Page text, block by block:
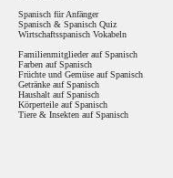
Spanisch für Anfänger
Spanisch & Spanisch Quiz
Wirtschaftsspanisch Vokabeln
Familienmitglieder auf Spanisch
Farben auf Spanisch
Früchte und Gemüse auf Spanisch
Getränke auf Spanisch
Haushalt auf Spanisch
Körperteile auf Spanisch
Tiere & Insekten auf Spanisch